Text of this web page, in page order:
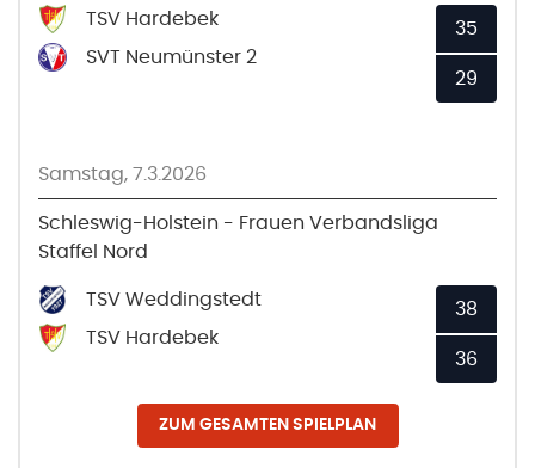
TSV Hardebek
SVT Neumünster 2
35
29
Samstag, 7.3.2026
Schleswig-Holstein - Frauen Verbandsliga
Staffel Nord
TSV Weddingstedt
TSV Hardebek
38
36
ZUM GESAMTEN SPIELPLAN